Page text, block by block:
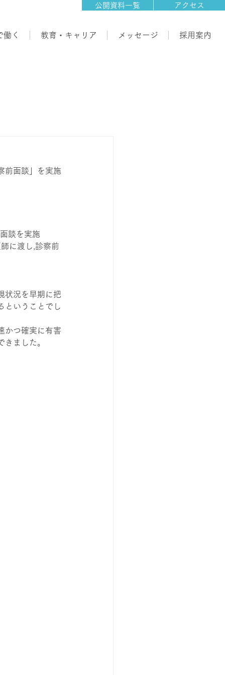
公開資料一覧 アクセス
働く 教育・キャリア メッセージ 採用案内
前面談」を実施
談を実施
に渡し,診察前
状況を早期に把
ということでし
かつ確実に有害
ました。